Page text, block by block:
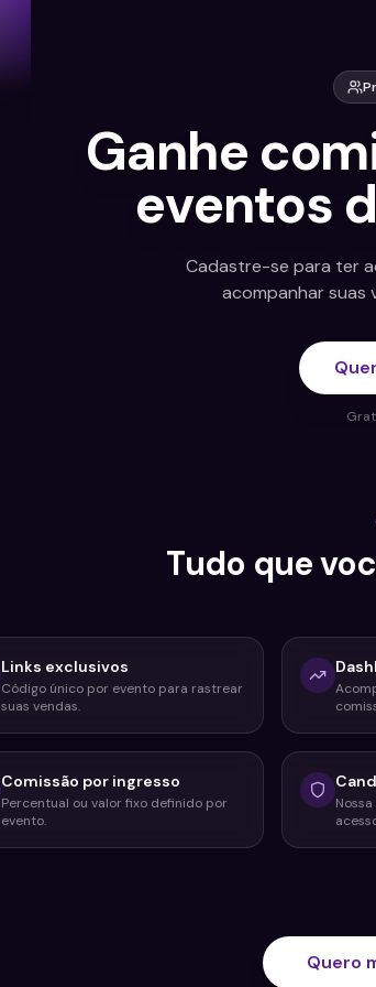
Ganhe com
eventos d
Cadastre-se para ter
acompanhar suas
Tudo que
Links exclusivos
Código único por evento para rastrear
suas vendas.
Comissão por ingresso
Percentual ou valor fixo definido por
evento.
Quero